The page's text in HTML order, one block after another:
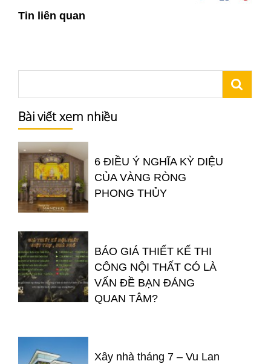
Tin liên quan
Bài viết xem nhiều
6 ĐIỀU Ý NGHĨA KỲ DIỆU
CỦA VÀNG RÒNG
PHONG THỦY
BÁO GIÁ THIẾT KẾ THI
CÔNG NỘI THẤT CÓ LÀ
VẤN ĐỀ BẠN ĐÁNG
QUAN TÂM?
Xây nhà tháng 7 – Vu Lan